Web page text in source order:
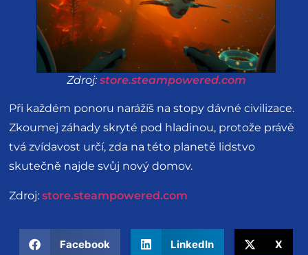
Zdroj:store.steampowered.com
Při každém ponoru narážíš na stopy dávné civilizace.
Zkoumej záhady skryté pod hladinou, protože právě
tvá zvídavost určí, zda na této planetě lidstvo
skutečně najde svůj nový domov.
Zdroj: store.steampowered.com
Facebook LinkedIn X